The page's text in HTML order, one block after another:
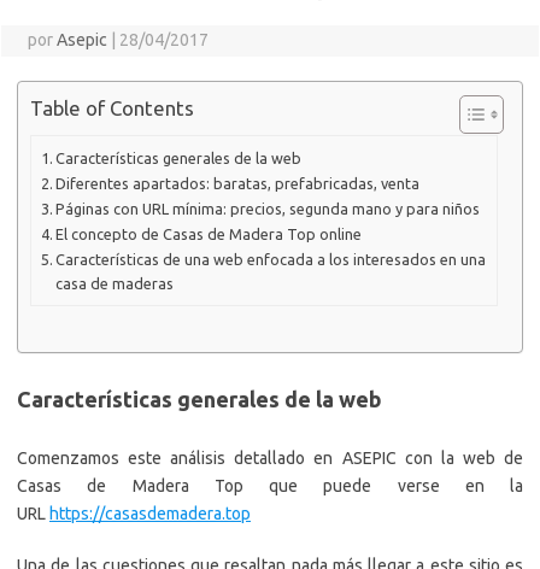
porAsepic 28/04/2017
Table of Contents
Características generales de la web
Diferentes apartados: baratas, prefabricadas, venta
Páginas con URL mínima: precios, segunda mano y para niños
El concepto de Casas de Madera Top online
Características de una web enfocada a los interesados en una
casa de maderas
Características generales de la web
Comenzamos este análisis detallado en ASEPIC con la web de
Casas de Madera Top que puede verse en la
URL https://casasdemadera.top